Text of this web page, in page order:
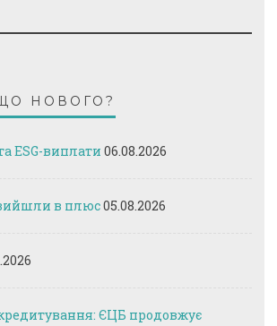
ЩО НОВОГО?
ESG-виплати 06.08.2026
в плюс05.08.2026
ЄЦБ продовжує